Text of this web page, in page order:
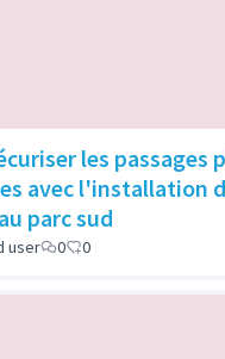
les passages
avec l'installation
parc sud
user 0 0